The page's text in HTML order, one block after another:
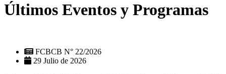
Últimos Eventos y Programas
FCBCB N° 22/2026
29 Julio de 2026